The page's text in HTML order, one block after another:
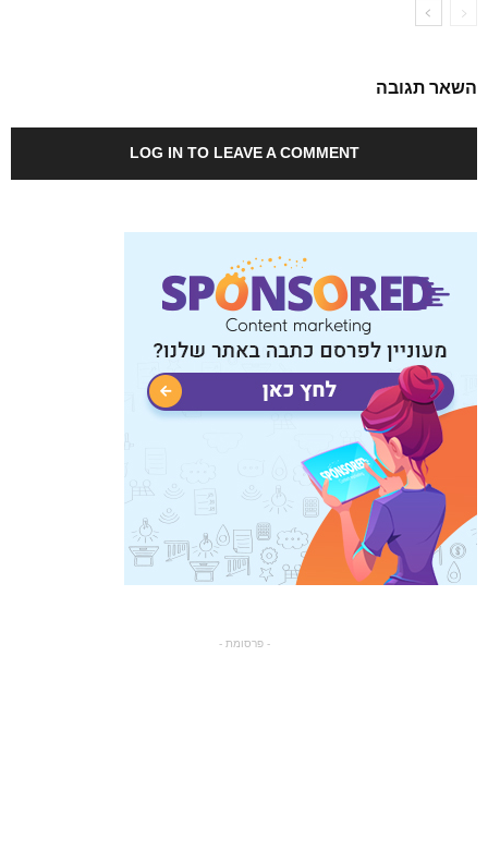
השאר תגובה
LOG IN TO LEAVE A COMMENT
- פרסומת -